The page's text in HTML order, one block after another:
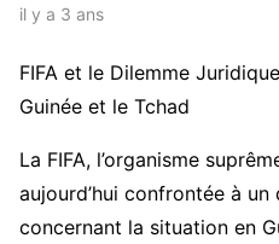
il y a 3 ans
FIFA et le Dilemme
Guinée et le Tchad
La FIFA, l’organisme
aujourd’hui confrontée à
concernant la situation en